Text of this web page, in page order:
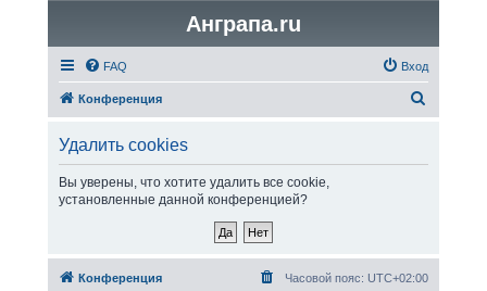
Анграпа.ru
FAQ Вход
Конференция
Удалить cookies
Вы уверены, что хотите удалить все cookie,
установленные данной конференцией?
Конференция Часовой пояс: UTC+02:00